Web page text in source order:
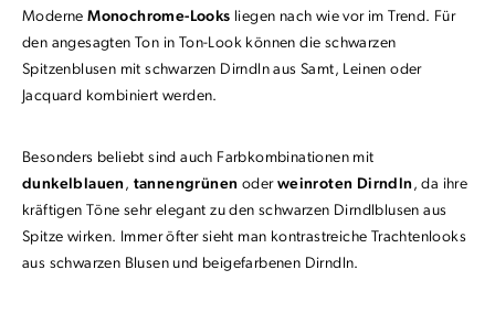
ModerneMonochrome-Looks liegen nach wie vor im Trend. Für
den angesagten Ton in Ton-Look können die schwarzen
Spitzenblusen mit schwarzen Dirndln aus Samt, Leinen oder
Jacquard kombiniert werden.
Besonders beliebt sind auch Farbkombinationen mit
dunkelblauen, tannengrünen oder weinroten Dirndln, da ihre
kräftigen Töne sehr elegant zu den schwarzen Dirndlblusen aus
Spitze wirken. Immer öfter sieht man kontrastreiche Trachtenlooks
aus schwarzen Blusen und beigefarbenen Dirndln.